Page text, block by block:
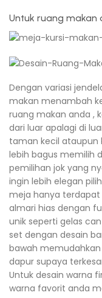
Untuk ruang makan
Dengan variasi
makan menambah
ruang makan anda ,
dari luar apalagi di
taman kecil ataupun
lebih bagus memilih
pemilihan jok yang
ingin lebih elegan
meja hanya terdapat
almari hias dengan
unik seperti gelas
set dengan desain
bawah
dapur supaya
Untuk desain warna
warna favorit anda